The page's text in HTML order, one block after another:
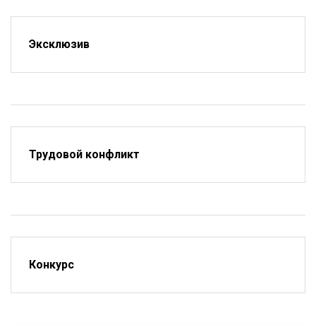
Эксклюзив
Трудовой конфликт
Конкурс